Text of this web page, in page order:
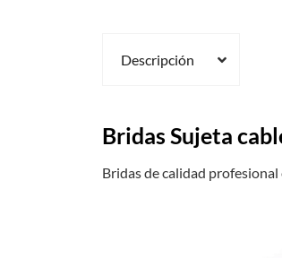
Descripción
Bridas Sujeta
Bridas de calidad